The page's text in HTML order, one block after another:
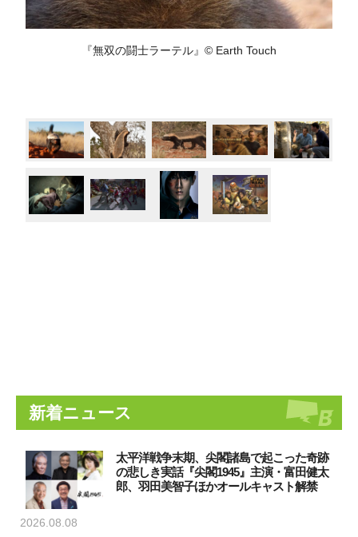
『無双の闘士ラーテル』© Earth Touch
新着ニュース
太平洋戦争末期、尖閣諸島で起こった奇跡
の悲しき実話『尖閣1945』主演・富田健太
郎、羽田美智子ほかオールキャスト解禁
2026.08.08